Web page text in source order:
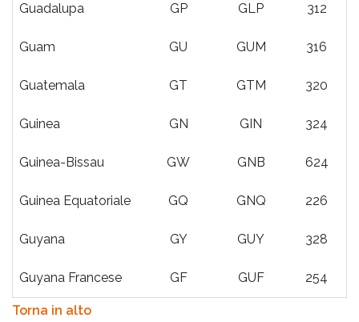
Guadalupa GP GLP 312
Guam GU GUM 316
Guatemala GT GTM 320
Guinea GN GIN 324
Guinea-Bissau GW GNB 624
Guinea Equatoriale GQ GNQ 226
Guyana GY GUY 328
Guyana Francese GF GUF 254
Torna in alto